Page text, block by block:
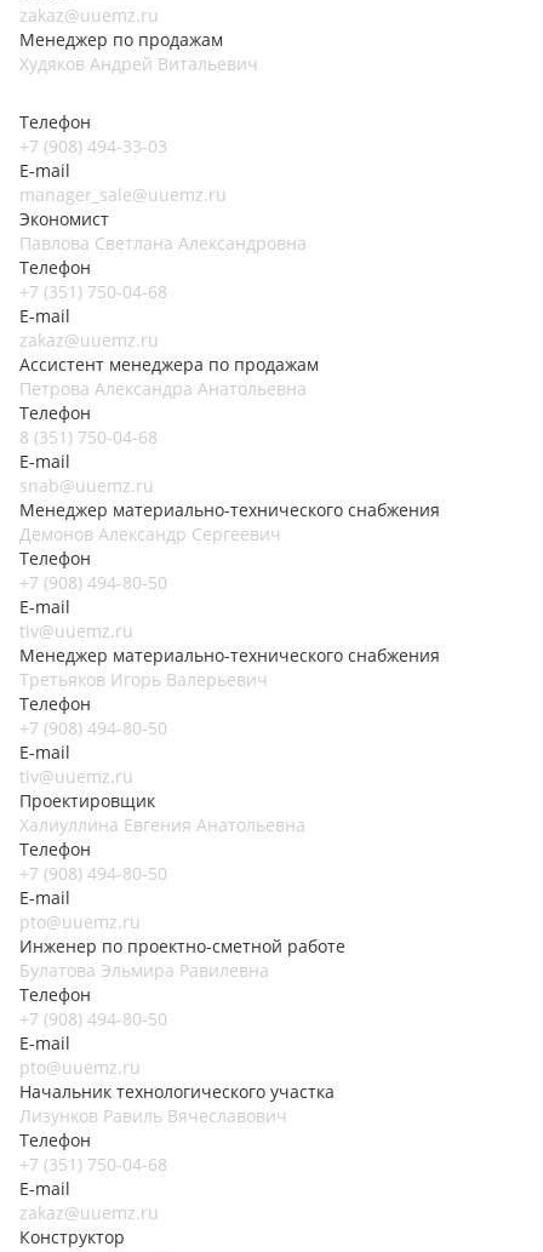
zakaz@uuemz.ru
Менеджер по продажам
Худяков Андрей Витальевич
Телефон
+7 (908) 494-33-03
E-mail
manager_sale@uuemz.ru
Экономист
Павлова Светлана Александровна
Телефон
+7 (351) 750-04-68
E-mail
zakaz@uuemz.ru
Ассистент менеджера по продажам
Петрова Александра Анатольевна
Телефон
8 (351) 750-04-68
E-mail
snab@uuemz.ru
Менеджер материально-технического снабжения
Демонов Александр Сергеевич
Телефон
+7 (908) 494-80-50
E-mail
tiv@uuemz.ru
Менеджер материально-технического снабжения
Третьяков Игорь Валерьевич
Телефон
+7 (908) 494-80-50
E-mail
tiv@uuemz.ru
Проектировщик
Халиуллина Евгения Анатольевна
Телефон
+7 (908) 494-80-50
E-mail
pto@uuemz.ru
Инженер по проектно-сметной работе
Булатова Эльмира Равилевна
Телефон
+7 (908) 494-80-50
E-mail
pto@uuemz.ru
Начальник технологического участка
Лизунков Равиль Вячеславович
Телефон
+7 (351) 750-04-68
E-mail
zakaz@uuemz.ru
Конструктор